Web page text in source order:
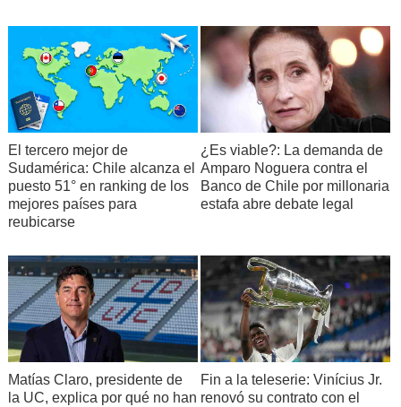
El tercero mejor de
Sudamérica: Chile alcanza el
puesto 51° en ranking de los
mejores países para
reubicarse
¿Es viable?: La demanda de
Amparo Noguera contra el
Banco de Chile por millonaria
estafa abre debate legal
Matías Claro, presidente de
la UC, explica por qué no han
Fin a la teleserie: Vinícius Jr.
renovó su contrato con el